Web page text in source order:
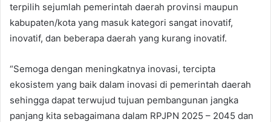
terpilih sejumlah pemerintah daerah provinsi maupun
kabupaten/kota yang masuk kategori sangat inovatif,
inovatif, dan beberapa daerah yang kurang inovatif.
“Semoga dengan meningkatnya inovasi, tercipta
ekosistem yang baik dalam inovasi di pemerintah daerah
sehingga dapat terwujud tujuan pembangunan jangka
panjang kita sebagaimana dalam RPJPN 2025 – 2045 dan